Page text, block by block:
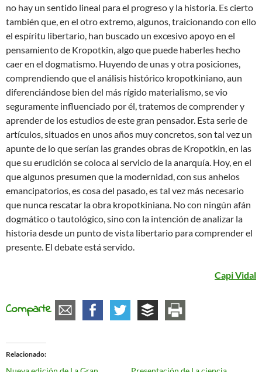
no hay un sentido lineal para el progreso y la historia. Es cierto
también que, en el otro extremo, algunos, traicionando con ello
el espíritu libertario, han buscado un excesivo apoyo en el
pensamiento de Kropotkin, algo que puede haberles hecho
caer en el dogmatismo. Huyendo de unas y otra posiciones,
comprendiendo que el análisis histórico kropotkiniano, aun
diferenciándose bien del más rígido materialismo, se vio
seguramente influenciado por él, tratemos de comprender y
aprender de los estudios de este gran pensador. Esta serie de
artículos, situados en unos años muy concretos, son tal vez un
apunte de lo que serían las grandes obras de Kropotkin, en las
que su erudición se coloca al servicio de la anarquía. Hoy, en el
que algunos presumen que la modernidad, con sus anhelos
emancipatorios, es cosa del pasado, es tal vez más necesario
que nunca rescatar la obra kropotkiniana. No con ningún afán
dogmático o tautológico, sino con la intención de analizar la
historia desde un punto de vista libertario para comprender el
presente. El debate está servido.
Capi Vidal
Comparte
Relacionado